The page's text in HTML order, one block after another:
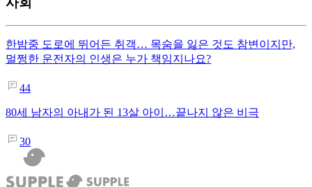
한밤중 도로에 뛰어든 취객… 목숨을 잃은 것도 참변이지만,
멀쩡한 운전자의 인생은 누가 책임지나요?
44
80세 남자의 아내가 된 13살 아이…끝나지 않은 비극
30